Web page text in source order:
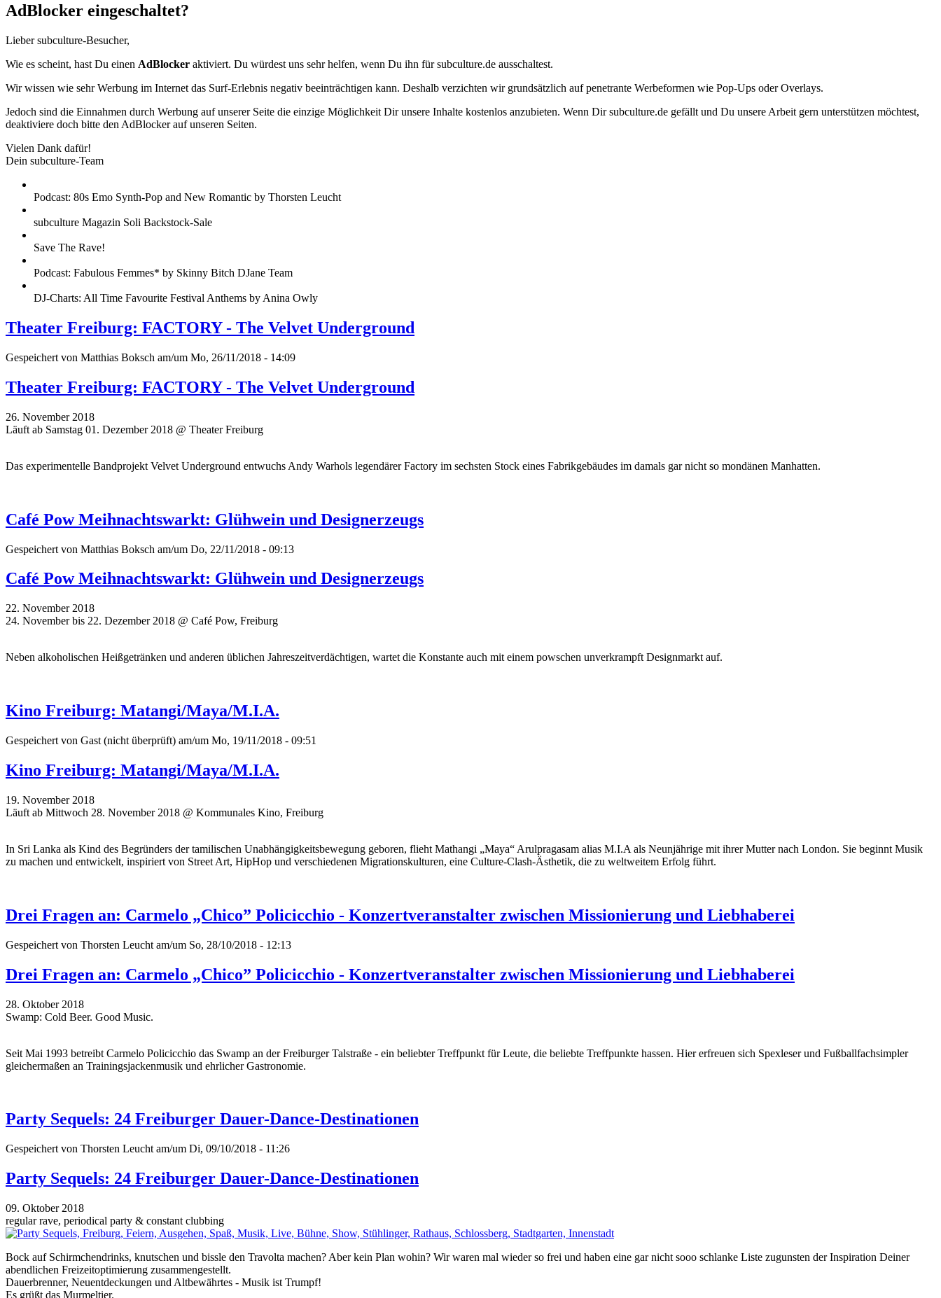
AdBlocker eingeschaltet?
Lieber subculture-Besucher,
Wie es scheint, hast Du einen AdBlocker aktiviert. Du würdest uns sehr helfen, wenn Du ihn für subculture.de ausschaltest.
Wir wissen wie sehr Werbung im Internet das Surf-Erlebnis negativ beeinträchtigen kann. Deshalb verzichten wir grundsätzlich auf penetrante Werbeformen wie Pop-Ups oder Overlays.
Jedoch sind die Einnahmen durch Werbung auf unserer Seite die einzige Möglichkeit Dir unsere Inhalte kostenlos anzubieten. Wenn Dir subculture.de gefällt und Du unsere Arbeit gern unterstützen möchtest,
deaktiviere doch bitte den AdBlocker auf unseren Seiten.
Vielen Dank dafür!
Dein subculture-Team
Podcast: 80s Emo Synth-Pop and New Romantic by Thorsten Leucht
subculture Magazin Soli Backstock-Sale
Save The Rave!
Podcast: Fabulous Femmes* by Skinny Bitch DJane Team
DJ-Charts: All Time Favourite Festival Anthems by Anina Owly
Theater Freiburg: FACTORY - The Velvet Underground
Gespeichert von Matthias Boksch am/um Mo, 26/11/2018 - 14:09
Theater Freiburg: FACTORY - The Velvet Underground
26. November 2018
Läuft ab Samstag 01. Dezember 2018 @ Theater Freiburg
Das experimentelle Bandprojekt Velvet Underground entwuchs Andy Warhols legendärer Factory im sechsten Stock eines Fabrikgebäudes im damals gar nicht so mondänen Manhatten.
Café Pow Meihnachtswarkt: Glühwein und Designerzeugs
Gespeichert von Matthias Boksch am/um Do, 22/11/2018 - 09:13
Café Pow Meihnachtswarkt: Glühwein und Designerzeugs
22. November 2018
24. November bis 22. Dezember 2018 @ Café Pow, Freiburg
Neben alkoholischen Heißgetränken und anderen üblichen Jahreszeitverdächtigen, wartet die Konstante auch mit einem powschen unverkrampft Designmarkt auf.
Kino Freiburg: Matangi/Maya/M.I.A.
Gespeichert von Gast (nicht überprüft) am/um Mo, 19/11/2018 - 09:51
Kino Freiburg: Matangi/Maya/M.I.A.
19. November 2018
Läuft ab Mittwoch 28. November 2018 @ Kommunales Kino, Freiburg
In Sri Lanka als Kind des Begründers der tamilischen Unabhängigkeitsbewegung geboren, flieht Mathangi „Maya“ Arulpragasam alias M.I.A als Neunjährige mit ihrer Mutter nach London. Sie beginnt Musik
zu machen und entwickelt, inspiriert von Street Art, HipHop und verschiedenen Migrationskulturen, eine Culture-Clash-Ästhetik, die zu weltweitem Erfolg führt.
Drei Fragen an: Carmelo „Chico” Policicchio - Konzertveranstalter zwischen Missionierung und Liebhaberei
Gespeichert von Thorsten Leucht am/um So, 28/10/2018 - 12:13
Drei Fragen an: Carmelo „Chico” Policicchio - Konzertveranstalter zwischen Missionierung und Liebhaberei
28. Oktober 2018
Swamp: Cold Beer. Good Music.
Seit Mai 1993 betreibt Carmelo Policicchio das Swamp an der Freiburger Talstraße - ein beliebter Treffpunkt für Leute, die beliebte Treffpunkte hassen. Hier erfreuen sich Spexleser und Fußballfachsimpler
gleichermaßen an Trainingsjackenmusik und ehrlicher Gastronomie.
Party Sequels: 24 Freiburger Dauer-Dance-Destinationen
Gespeichert von Thorsten Leucht am/um Di, 09/10/2018 - 11:26
Party Sequels: 24 Freiburger Dauer-Dance-Destinationen
09. Oktober 2018
regular rave, periodical party & constant clubbing
Bock auf Schirmchendrinks, knutschen und bissle den Travolta machen? Aber kein Plan wohin? Wir waren mal wieder so frei und haben eine gar nicht sooo schlanke Liste zugunsten der Inspiration Deiner
abendlichen Freizeitoptimierung zusammengestellt.
Dauerbrenner, Neuentdeckungen und Altbewährtes - Musik ist Trumpf!
Es grüßt das Murmeltier.